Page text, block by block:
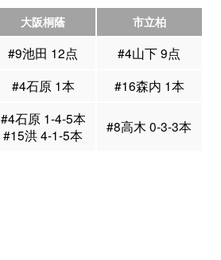
大阪桐蔭 市立柏
#9池田 12点
#4山下 9点
#4石原 1本
#16森内 1本
#4石原 1-4-5本
#15洪 4-1-5本
#8高木 0-3-3本